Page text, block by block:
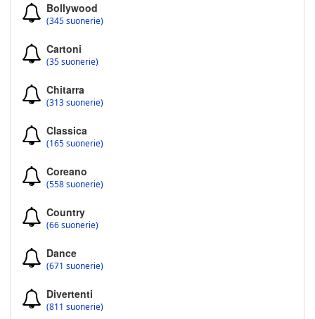
Bollywood
(345 suonerie)
Cartoni
(35 suonerie)
Chitarra
(313 suonerie)
Classica
(165 suonerie)
Coreano
(558 suonerie)
Country
(66 suonerie)
Dance
(671 suonerie)
Divertenti
(811 suonerie)